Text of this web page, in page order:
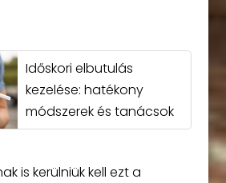
Időskori elbutulás
kezelése: hatékony
módszerek és tanácsok
is kerülniük kell ezt a